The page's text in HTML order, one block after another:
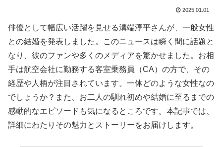
2025.01.01
俳優として幅広い活躍を見せる溝端淳平さんが、一般女性
との結婚を発表しました。このニュースは瞬く間に話題と
なり、彼のファンや多くのメディアを驚かせました。お相
手は航空会社に勤務する客室乗務員（CA）の方で、その
経歴や人柄が注目されています。一体どのような女性なの
でしょうか？また、お二人の馴れ初めや結婚に至るまでの
感動的なエピソードも気になるところです。本記事では、
詳細にわたりその魅力とストーリーをお届けします。